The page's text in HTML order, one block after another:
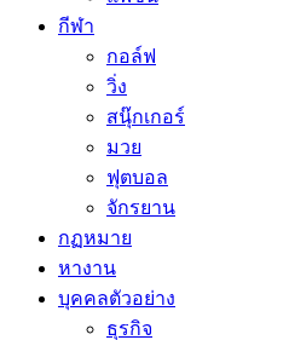
กีฬา
กอล์ฟ
วิ่ง
สนุ๊กเกอร์
มวย
ฟุตบอล
จักรยาน
กฏหมาย
หางาน
บุคคลตัวอย่าง
ธุรกิจ